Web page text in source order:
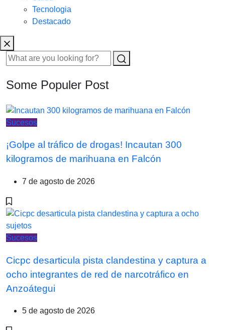
Tecnologia
Destacado
Some Populer Post
Sucesos
¡Golpe al tráfico de drogas! Incautan 300
kilogramos de marihuana en Falcón
7 de agosto de 2026
Sucesos
Cicpc desarticula pista clandestina y captura a
ocho integrantes de red de narcotráfico en
Anzoátegui
5 de agosto de 2026